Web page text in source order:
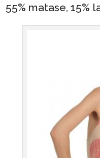
55% matase, 15%